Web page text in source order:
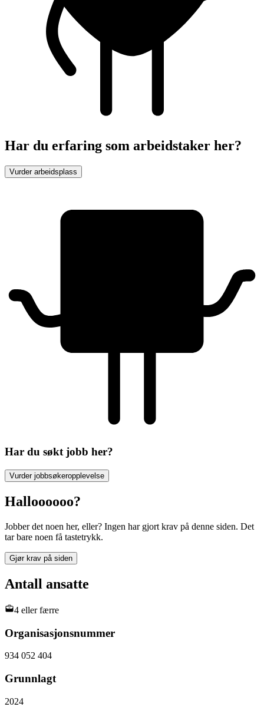
Har du erfaring som arbeidstaker her?
Vurder arbeidsplass
Har du søkt jobb her?
Vurder jobbsøkeropplevelse
Halloooooo?
Jobber det noen her, eller? Ingen har gjort krav på denne siden. Det
tar bare noen få tastetrykk.
Gjør krav på siden
Antall ansatte
4 eller færre
Organisasjonsnummer
934 052 404
Grunnlagt
2024